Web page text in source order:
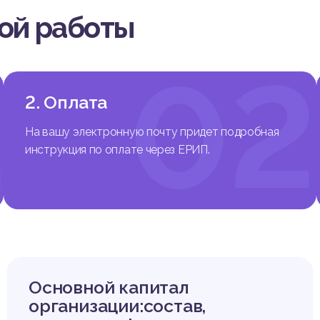
работы
02
2. Оплата
На вашу электронную почту придет подробная
инструкция по оплате через ЕРИП.
Основной капитал
организации:состав,